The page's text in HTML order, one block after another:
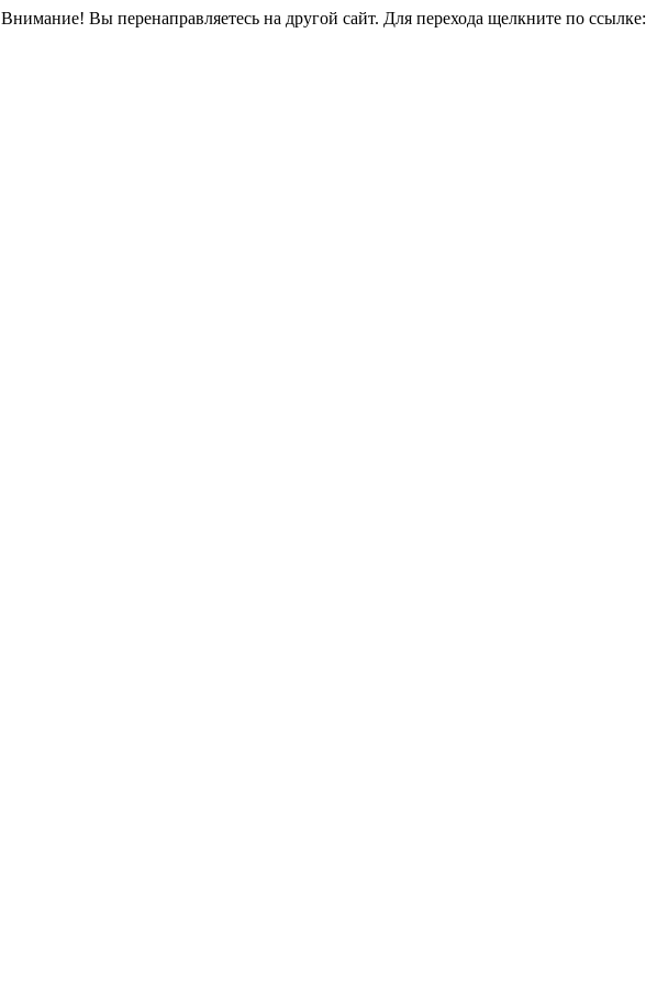
Внимание! Вы перенаправляетесь на другой сайт. Для перехода щелкните по ссылке: